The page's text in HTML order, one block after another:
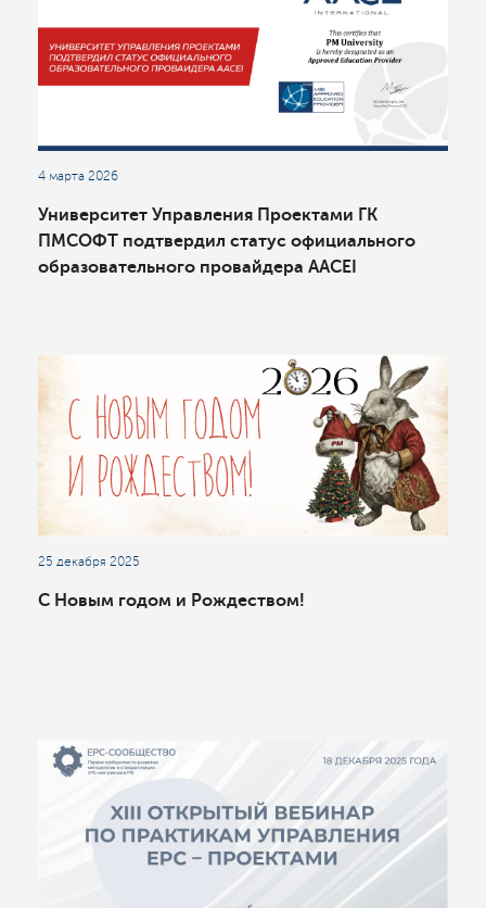
4 марта 2026
Университет Управления Проектами ГК
ПМСОФТ подтвердил статус официального
образовательного провайдера AACEI
25 декабря 2025
С Новым годом и Рождеством!